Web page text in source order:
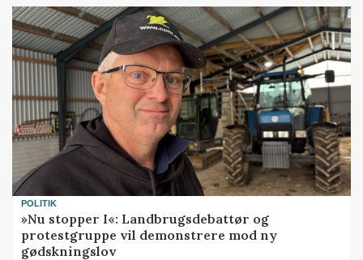
POLITIK
»Nu stopper I«: Landbrugsdebattør og
protestgruppe vil demonstrere mod ny
gødskningslov